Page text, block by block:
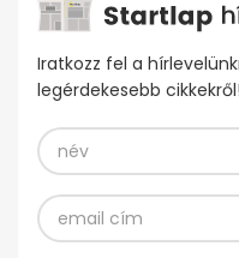
Iratkozz fel a
legérdekesebb cikkekről!